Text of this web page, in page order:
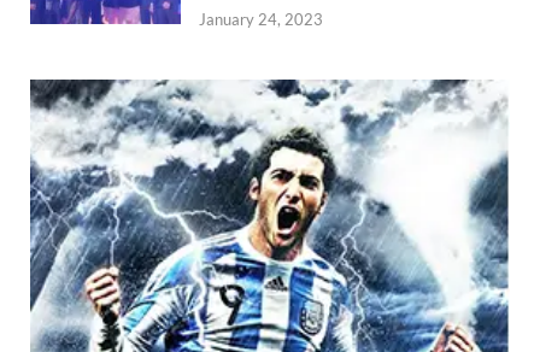
January 24, 2023